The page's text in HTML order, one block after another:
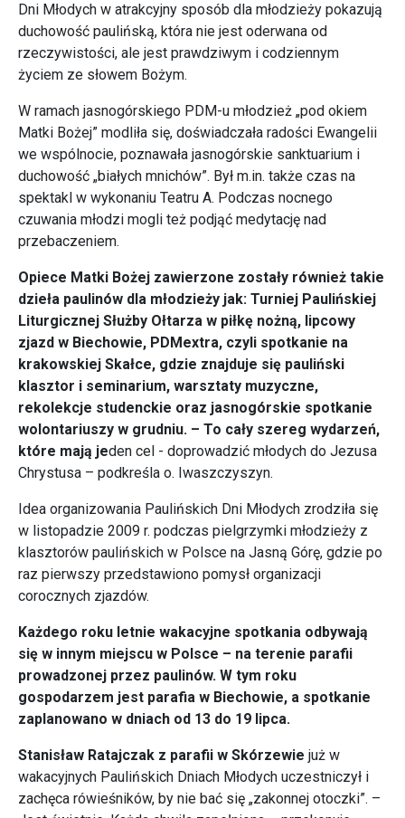
Dni Młodych w atrakcyjny sposób dla młodzieży pokazują
duchowość paulińską, która nie jest oderwana od
rzeczywistości, ale jest prawdziwym i codziennym
życiem ze słowem Bożym.
W ramach jasnogórskiego PDM-u młodzież „pod okiem
Matki Bożej” modliła się, doświadczała radości Ewangelii
we wspólnocie, poznawała jasnogórskie sanktuarium i
duchowość „białych mnichów”. Był m.in. także czas na
spektakl w wykonaniu Teatru A. Podczas nocnego
czuwania młodzi mogli też podjąć medytację nad
przebaczeniem.
Opiece Matki Bożej zawierzone zostały również takie
dzieła paulinów dla młodzieży jak: Turniej Paulińskiej
Liturgicznej Służby Ołtarza w piłkę nożną, lipcowy
zjazd w Biechowie, PDMextra, czyli spotkanie na
krakowskiej Skałce, gdzie znajduje się pauliński
klasztor i seminarium, warsztaty muzyczne,
rekolekcje studenckie oraz jasnogórskie spotkanie
wolontariuszy w grudniu. – To cały szereg wydarzeń,
które mają jeden cel - doprowadzić młodych do Jezusa
Chrystusa – podkreśla o. Iwaszczyszyn.
Idea organizowania Paulińskich Dni Młodych zrodziła się
w listopadzie 2009 r. podczas pielgrzymki młodzieży z
klasztorów paulińskich w Polsce na Jasną Górę, gdzie po
raz pierwszy przedstawiono pomysł organizacji
corocznych zjazdów.
Każdego roku letnie wakacyjne spotkania odbywają
się w innym miejscu w Polsce – na terenie parafii
prowadzonej przez paulinów. W tym roku
gospodarzem jest parafia w Biechowie, a spotkanie
zaplanowano w dniach od 13 do 19 lipca.
Stanisław Ratajczak z parafii w Skórzewie już w
wakacyjnych Paulińskich Dniach Młodych uczestniczył i
zachęca rówieśników, by nie bać się „zakonnej otoczki”. –